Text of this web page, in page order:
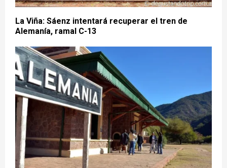
La Viña: Sáenz intentará recuperar el tren de
Alemanía, ramal C-13